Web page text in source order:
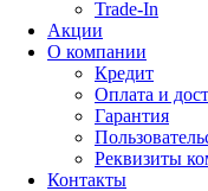
Trade-In
Акции
О компании
Кредит
Оплата и
Гарантия
Реквизиты
Контакты